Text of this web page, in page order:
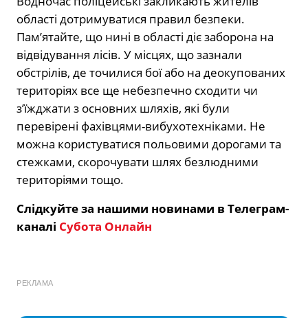
області дотримуватися правил безпеки.
Пам’ятайте, що нині в області діє заборона на
відвідування лісів. У місцях, що зазнали
обстрілів, де точилися бої або на деокупованих
територіях все ще небезпечно сходити чи
з’їжджати з основних шляхів, які були
перевірені фахівцями-вибухотехніками. Не
можна користуватися польовими дорогами та
стежками, скорочувати шлях безлюдними
територіями тощо.
Слідкуйте за нашими новинами в Телеграм-
каналі Субота Онлайн
РЕКЛАМА